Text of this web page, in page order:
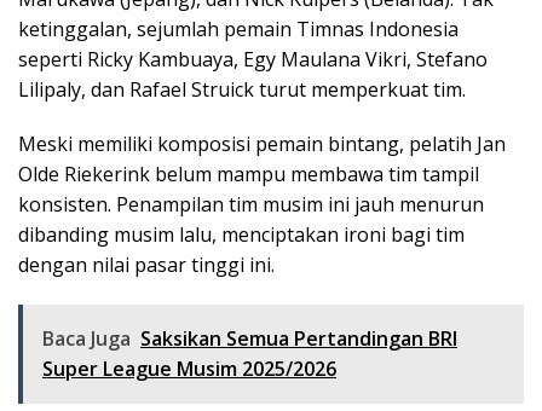
ketinggalan, sejumlah pemain Timnas Indonesia
seperti Ricky Kambuaya, Egy Maulana Vikri, Stefano
Lilipaly, dan Rafael Struick turut memperkuat tim.
Meski memiliki komposisi pemain bintang, pelatih Jan
Olde Riekerink belum mampu membawa tim tampil
konsisten. Penampilan tim musim ini jauh menurun
dibanding musim lalu, menciptakan ironi bagi tim
dengan nilai pasar tinggi ini.
Baca Juga Saksikan Semua Pertandingan BRI
Super League Musim 2025/2026